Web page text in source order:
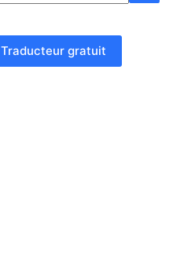
Traducteur gratuit